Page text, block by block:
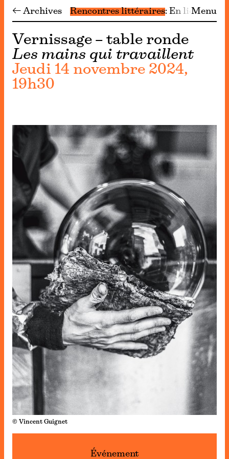
← Archives Rencontres littéraires En lienMenu
Vernissage – table ronde
Les mains qui travaillent
Jeudi 14 novembre 2024,
19h30
© Vincent Guignet
Événement